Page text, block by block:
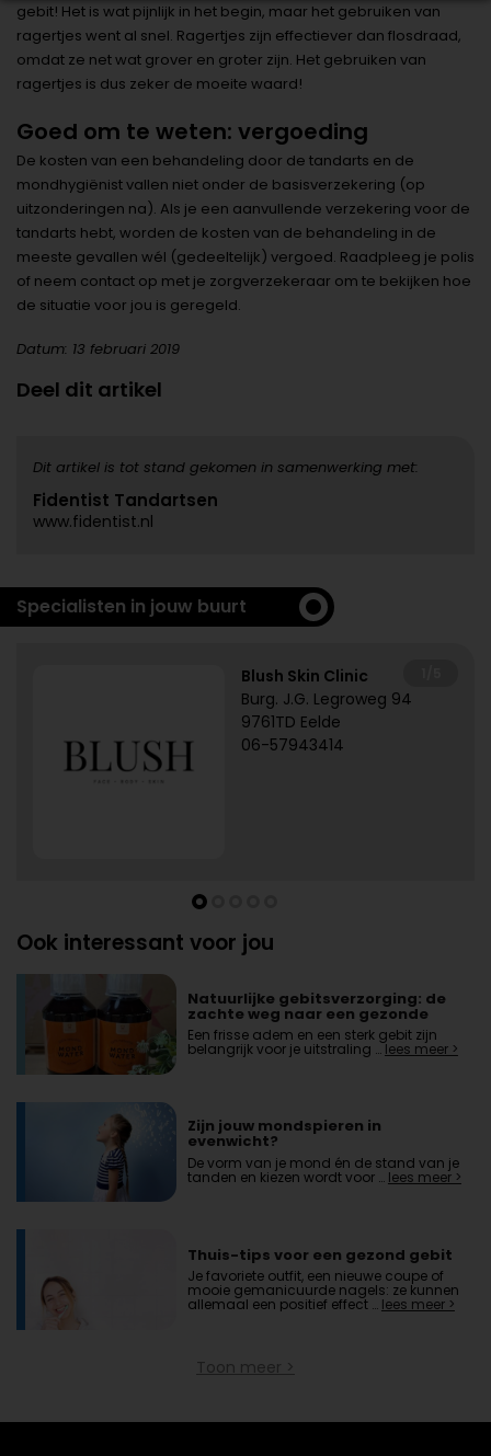
gebit! Het is wat pijnlijk in het begin, maar het gebruiken van
ragertjes went al snel. Ragertjes zijn effectiever dan flosdraad,
omdat ze net wat grover en groter zijn. Het gebruiken van
ragertjes is dus zeker de moeite waard!
Goed om te weten: vergoeding
De kosten van een behandeling door de tandarts en de
mondhygiënist vallen niet onder de basisverzekering (op
uitzonderingen na). Als je een aanvullende verzekering voor de
tandarts hebt, worden de kosten van de behandeling in de
meeste gevallen wél (gedeeltelijk) vergoed. Raadpleeg je polis
of neem contact op met je zorgverzekeraar om te bekijken hoe
de situatie voor jou is geregeld.
Datum: 13 februari 2019
Deel dit artikel
Dit artikel is tot stand gekomen in samenwerking met:
Fidentist Tandartsen
www.fidentist.nl
Specialisten in jouw buurt
Blush Skin Clinic
Burg. J.G. Legroweg 94
9761TD Eelde
06-57943414
Ook interessant voor jou
Natuurlijke gebitsverzorging: de
zachte weg naar een gezonde
mond
Een frisse adem en een sterk gebit zijn
belangrijk voor je uitstraling …lees meer >
Zijn jouw mondspieren in
evenwicht?
De vorm van je mond én de stand van je
tanden en kiezen wordt voor … lees meer >
Thuis-tips voor een gezond gebit
Je favoriete outfit, een nieuwe coupe of
mooie gemanicuurde nagels: ze kunnen
allemaal een positief effect … lees meer >
Toon meer >